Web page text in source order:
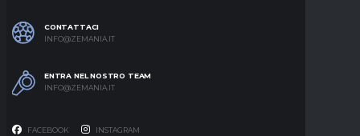
CONTATTACI
INFO@ZEMANIA.IT
ENTRA NEL NOSTRO TEAM
INFO@ZEMANIA.IT
FACEBOOK INSTAGRAM